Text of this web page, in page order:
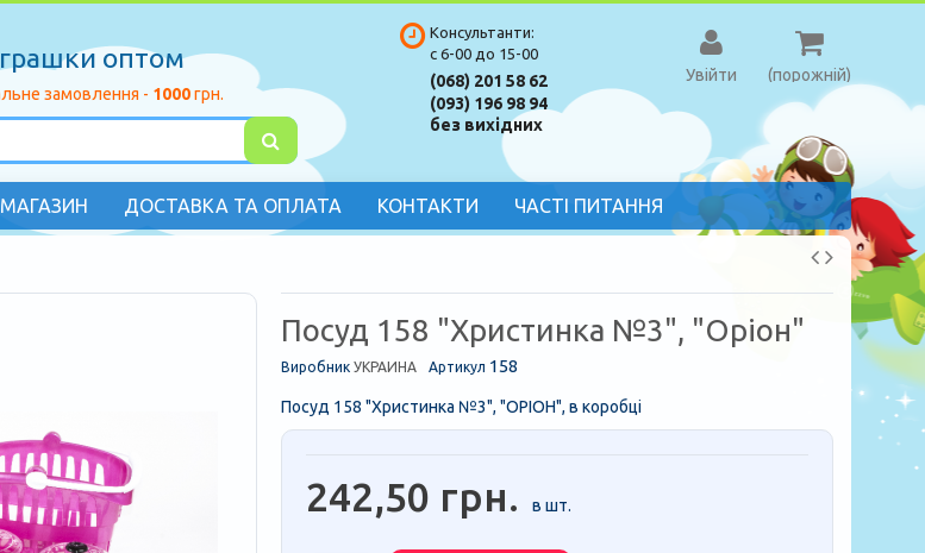
оптом
замовлення - 1000грн.
(порожній)
Увійти
Консультанти:
с 6-00 до 15-00
(068) 201 58 62
(093) 196 98 94
без вихідних
ДОСТАВКА ТА ОПЛАТА КОНТАКТИ ЧАСТІ ПИТАННЯ
Посуд 158 "Христинка №3", "Оріон"
Виробник УКРАИНА Артикул 158
Посуд 158 "Христинка №3", "ОРІОН", в коробці
242,50 грн. в шт.